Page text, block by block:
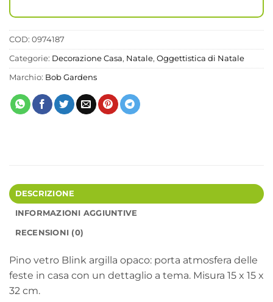
COD: 0974187
Categorie: Decorazione Casa, Natale, Oggettistica di Natale
Marchio: Bob Gardens
DESCRIZIONE
INFORMAZIONI AGGIUNTIVE
RECENSIONI (0)
Pino vetro Blink argilla opaco: porta atmosfera delle
feste in casa con un dettaglio a tema. Misura 15 x 15 x
32 cm.